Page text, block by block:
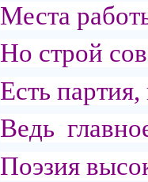
Места
Но строй
Есть
Ведь
Поэзия